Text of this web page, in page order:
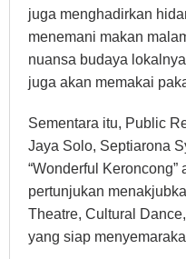
juga menghadirkan
menemani makan
nuansa budaya
juga akan memakai
Sementara itu, Public
Jaya Solo, Septiarona
“Wonderful
pertunjukan
Theatre, Cultural
yang siap